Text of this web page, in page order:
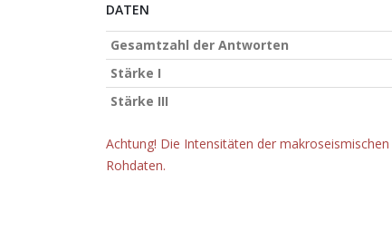
DATEN
Gesamtzahl der Antworten
Stärke I
Stärke III
Achtung! Die Intensitäten der
Rohdaten.